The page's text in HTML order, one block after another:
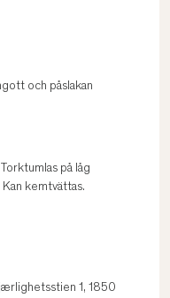
och påslakan
på låg
kemtvättas.
1, 1850